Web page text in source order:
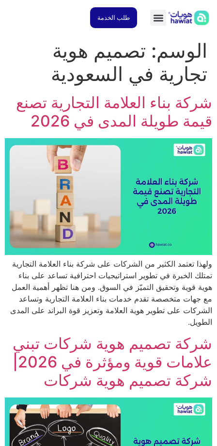
طلب الخدمة
تصميم هوية
في السعودية
بناء العلامة التجارية تصنع
طويلة المدى في 2026
تعتمد الكثير من الشركات على شركة بناء العلامة التجارية
الخبرة في تطوير استراتيجيات احترافية تساعد على بناء
قوية وتحقيق التميّز في السوق. ومن هنا تظهر أهمية العمل
متخصصة تقدم خدمات بناء العلامة التجارية وتساعد
على تطوير هوية العلامة وتعزيز قوة البراند على المدى
تصميم هوية شركات تبني
علامات قوية ومؤثرة في 2026|
تصميم هوية شركات